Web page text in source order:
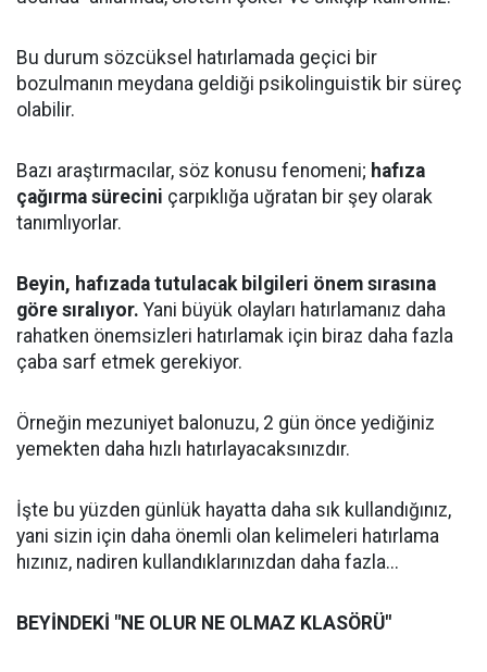
Bu durum sözcüksel hatırlamada geçici bir
bozulmanın meydana geldiği psikolinguistik bir süreç
olabilir.
Bazı araştırmacılar, söz konusu fenomeni; hafıza
çağırma sürecini çarpıklığa uğratan bir şey olarak
tanımlıyorlar.
Beyin, hafızada tutulacak bilgileri önem sırasına
göre sıralıyor. Yani büyük olayları hatırlamanız daha
rahatken önemsizleri hatırlamak için biraz daha fazla
çaba sarf etmek gerekiyor.
Örneğin mezuniyet balonuzu, 2 gün önce yediğiniz
yemekten daha hızlı hatırlayacaksınızdır.
İşte bu yüzden günlük hayatta daha sık kullandığınız,
yani sizin için daha önemli olan kelimeleri hatırlama
hızınız, nadiren kullandıklarınızdan daha fazla...
BEYİNDEKİ "NE OLUR NE OLMAZ KLASÖRÜ"